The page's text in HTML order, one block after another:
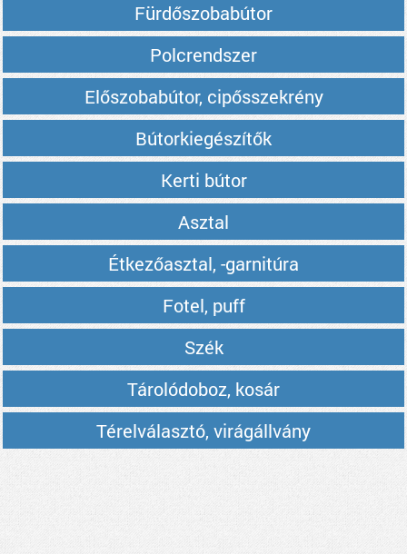
Fürdőszobabútor
Polcrendszer
Előszobabútor, cipősszekrény
Bútorkiegészítők
Kerti bútor
Asztal
Étkezőasztal, -garnitúra
Fotel, puff
Szék
Tárolódoboz, kosár
Térelválasztó, virágállvány